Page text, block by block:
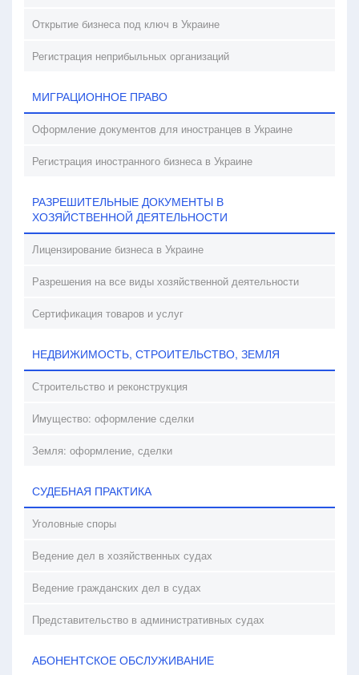
Открытие бизнеса под ключ в Украине
Регистрация неприбыльных организаций
МИГРАЦИОННОЕ ПРАВО
Оформление документов для иностранцев в Украине
Регистрация иностранного бизнеса в Украине
РАЗРЕШИТЕЛЬНЫЕ ДОКУМЕНТЫ В
ХОЗЯЙСТВЕННОЙ ДЕЯТЕЛЬНОСТИ
Лицензирование бизнеса в Украине
Разрешения на все виды хозяйственной деятельности
Сертификация товаров и услуг
НЕДВИЖИМОСТЬ, СТРОИТЕЛЬСТВО, ЗЕМЛЯ
Строительство и реконструкция
Имущество: оформление сделки
Земля: оформление, сделки
СУДЕБНАЯ ПРАКТИКА
Уголовные споры
Ведение дел в хозяйственных судах
Ведение гражданских дел в судах
Представительство в административных судах
АБОНЕНТСКОЕ ОБСЛУЖИВАНИЕ